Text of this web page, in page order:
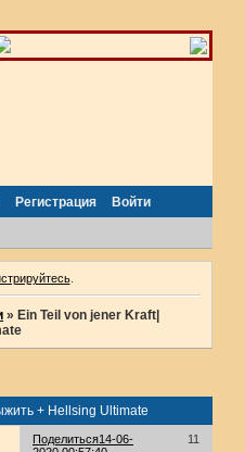
Регистрация Войти
.
»Ein Teil von jener Kraft|
+ Hellsing Ultimate
Поделиться 11
14-06-